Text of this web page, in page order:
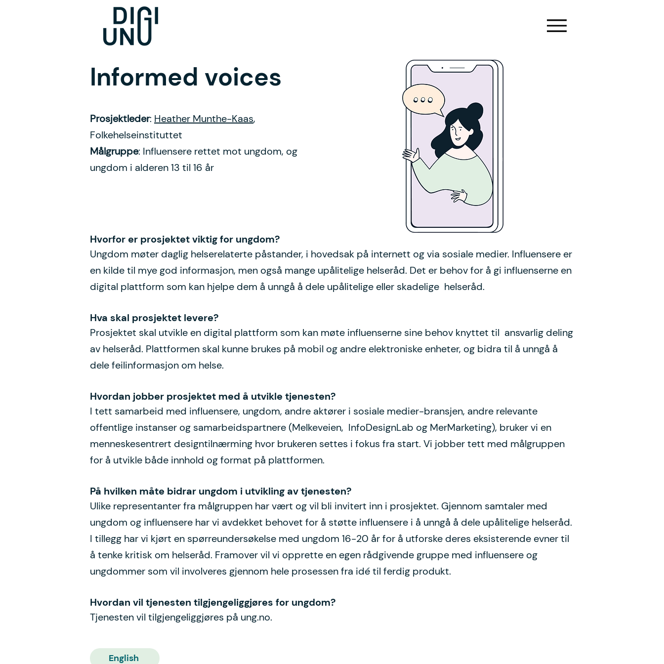
Informed voices
Prosjektleder: Heather Munthe-Kaas,
Folkehelseinstituttet
Målgruppe: Influensere rettet mot ungdom, og
ungdom i alderen 13 til 16 år
Hvorfor er prosjektet viktig for ungdom?
Ungdom møter daglig helserelaterte påstander, i hovedsak på internett og via sosiale medier. Influensere er
en kilde til mye god informasjon, men også mange upålitelige helseråd. Det er behov for å gi influenserne en
digital plattform som kan hjelpe dem å unngå å dele upålitelige eller skadelige helseråd.
Hva skal prosjektet levere?
Prosjektet skal utvikle en digital plattform som kan møte influenserne sine behov knyttet til ansvarlig deling
av helseråd. Plattformen skal kunne brukes på mobil og andre elektroniske enheter, og bidra til å unngå å
dele feilinformasjon om helse.
Hvordan jobber prosjektet med å utvikle tjenesten?
I tett samarbeid med influensere, ungdom, andre aktører i sosiale medier-bransjen, andre relevante
offentlige instanser og samarbeidspartnere (Melkeveien, InfoDesignLab og MerMarketing), bruker vi en
menneskesentrert designtilnærming hvor brukeren settes i fokus fra start. Vi jobber tett med målgruppen
for å utvikle både innhold og format på plattformen.
På hvilken måte bidrar ungdom i utvikling av tjenesten?
Ulike representanter fra målgruppen har vært og vil bli invitert inn i prosjektet. Gjennom samtaler med
ungdom og influensere har vi avdekket behovet for å støtte influensere i å unngå å dele upålitelige helseråd.
I tillegg har vi kjørt en spørreundersøkelse med ungdom 16-20 år for å utforske deres eksisterende evner til
å tenke kritisk om helseråd. Framover vil vi opprette en egen rådgivende gruppe med influensere og
ungdommer som vil involveres gjennom hele prosessen fra idé til ferdig produkt.
Hvordan vil tjenesten tilgjengeliggjøres for ungdom?
Tjenesten vil tilgjengeliggjøres på ung.no.
English